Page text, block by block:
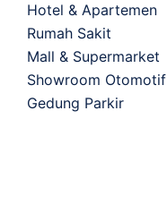
Hotel & Apartemen
Rumah Sakit
Mall & Supermarket
Showroom Otomotif
Gedung Parkir